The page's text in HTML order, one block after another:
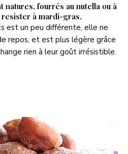
natures, fourrés au nutella ou à
à mardi-gras.
est un peu différente, elle ne
repos, et est plus légère grâce
rien à leur goût irrésistible.